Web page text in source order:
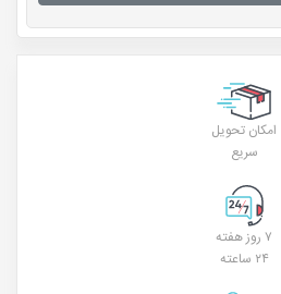
امکان تحویل
سریع
۷ روز هفته
۲۴ ساعته